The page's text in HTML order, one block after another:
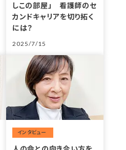
しこの部屋」 看護師のセ
カンドキャリアを切り拓く
には？
2025/7/15
投稿